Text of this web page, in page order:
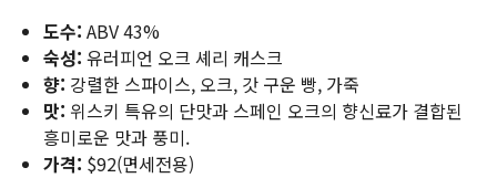
도수: ABV 43%
숙성: 유러피언 오크 셰리 캐스크
향: 강렬한 스파이스, 오크, 갓 구운 빵, 가죽
맛: 위스키 특유의 단맛과 스페인 오크의 향신료가 결합된
흥미로운 맛과 풍미.
가격: $92(면세전용)